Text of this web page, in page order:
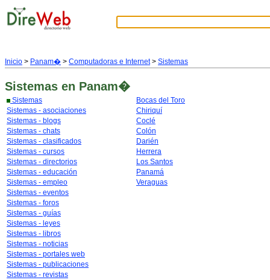
Inicio > Panam� > Computadoras e Internet> Sistemas
Sistemas en Panam�
Sistemas
Sistemas - asociaciones
Sistemas - blogs
Sistemas - chats
Sistemas - clasificados
Sistemas - cursos
Sistemas - directorios
Sistemas - educación
Sistemas - empleo
Sistemas - eventos
Sistemas - foros
Sistemas - guías
Sistemas - leyes
Sistemas - libros
Sistemas - noticias
Sistemas - portales web
Sistemas - publicaciones
Sistemas - revistas
Bocas del Toro
Chiriquí
Coclé
Colón
Darién
Herrera
Los Santos
Panamá
Veraguas